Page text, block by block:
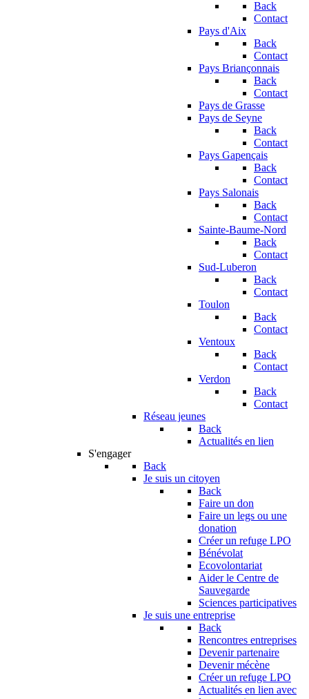
Back
Contact
Pays d'Aix
Back
Contact
Pays Briançonnais
Back
Contact
Pays de Grasse
Pays de Seyne
Back
Contact
Pays Gapençais
Back
Contact
Pays Salonais
Back
Contact
Sainte-Baume-Nord
Back
Contact
Sud-Luberon
Back
Contact
Toulon
Back
Contact
Ventoux
Back
Contact
Verdon
Back
Contact
Réseau jeunes
Back
Actualités en lien
S'engager
Back
Je suis un citoyen
Back
Faire un don
Faire un legs ou une
donation
Créer un refuge LPO
Bénévolat
Ecovolontariat
Aider le Centre de
Sauvegarde
Sciences participatives
Je suis une entreprise
Back
Rencontres entreprises
Devenir partenaire
Devenir mécène
Créer un refuge LPO
Actualités en lien avec